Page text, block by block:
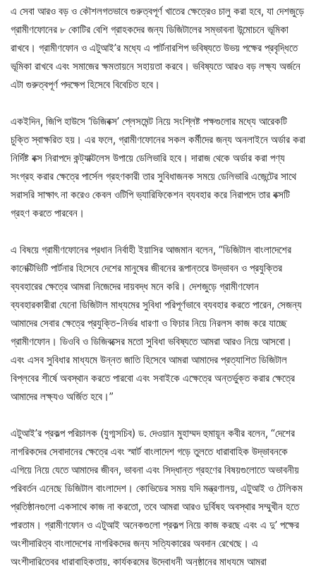
এ সেবা আরও বড় ও কৌশলগতভাবে গুরুত্বপূর্ণ খাতের ক্ষেত্রেও চালু করা হবে, যা দেশজুড়ে
গ্রামীণফোনের ৮ কোটির বেশি গ্রাহকদের জন্য ডিজিটালের সম্ভাবনা উন্মোচনে ভূমিকা
রাখবে। গ্রামীণফোন ও এটুআই’র মধ্যে এ পার্টনারশিপ ভবিষ্যতে উভয় পক্ষের প্রবৃদ্ধিতে
ভূমিকা রাখবে এবং সমাজের ক্ষমতায়নে সহায়তা করবে। ভবিষ্যতে আরও বড় লক্ষ্য অর্জনে
এটা গুরুত্বপূর্ণ পদক্ষেপ হিসেবে বিবেচিত হবে।
একইদিন, জিপি হাউসে ‘ডিজিবক্স’ প্লেসমেন্ট নিয়ে সংশ্লিষ্ট পক্ষগুলোর মধ্যে আরেকটি
চুক্তি স্বাক্ষরিত হয়। এর ফলে, গ্রামীণফোনের সকল কর্মীদের জন্য অনলাইনে অর্ডার করা
নির্দিষ্ট বক্স নিরাপদে কন্ট্যাক্টলেস উপায়ে ডেলিভারি হবে। দারাজ থেকে অর্ডার করা পণ্য
সংগ্রহ করার ক্ষেত্রে পার্সেল গ্রহণকারী তার সুবিধাজনক সময়ে ডেলিভারি এজেন্টের সাথে
সরাসরি সাক্ষাৎ না করেও কেবল ওটিপি ভ্যারিফিকেশন ব্যবহার করে নিরাপদে তার বক্সটি
গ্রহণ করতে পারবেন।
এ বিষয়ে গ্রামীণফোনের প্রধান নির্বাহী ইয়াসির আজমান বলেন, “ডিজিটাল বাংলাদেশের
কানেক্টিভিটি পার্টনার হিসেবে দেশের মানুষের জীবনের রূপান্তরে উদ্ভাবন ও প্রযুক্তির
ব্যবহারের ক্ষেত্রে আমরা নিজেদের দায়বদ্ধ মনে করি। দেশজুড়ে গ্রামীণফোন
ব্যবহারকারীরা যেনো ডিজিটাল মাধ্যমের সুবিধা পরিপূর্ণভাবে ব্যবহার করতে পারেন, সেজন্য
আমাদের সেবার ক্ষেত্রে প্রযুক্তি-নির্ভর ধারণা ও ফিচার নিয়ে নিরলস কাজ করে যাচ্ছে
গ্রামীণফোন। ডিওবি ও ডিজিবক্সের মতো সুবিধা ভবিষ্যতে আমরা আরও নিয়ে আসবো।
এবং এসব সুবিধার মাধ্যমে উন্নত জাতি হিসেবে আমরা আমাদের প্রত্যাশিত ডিজিটাল
বিপ্লবের শীর্ষে অবস্থান করতে পারবো এবং সবাইকে এক্ষেত্রে অন্তর্ভুক্ত করার ক্ষেত্রে
আমাদের লক্ষ্যও অর্জিত হবে।”
এটুআই’র প্রকল্প পরিচালক (যুগ্মসচিব) ড. দেওয়ান মুহাম্মদ হুমায়ূন কবীর বলেন, “দেশের
নাগরিকদের সেবাদানের ক্ষেত্রে এবং স্মার্ট বাংলাদেশ গড়ে তুলতে ধারাবাহিক উদ্ভাবনকে
এগিয়ে নিয়ে যেতে আমাদের জীবন, ভাবনা এবং সিদ্ধান্ত গ্রহণের বিষয়গুলোতে অভাবনীয়
পরিবর্তন এনেছে ডিজিটাল বাংলাদেশ। কোভিডের সময় যদি মন্ত্রণালয়, এটুআই ও টেলিকম
প্রতিষ্ঠানগুলো একসাথে কাজ না করতো, তবে আমরা আরও দুর্বিষহ অবস্থার সম্মুখীন হতে
পারতাম। গ্রামীণফোন ও এটুআই অনেকগুলো প্রকল্প নিয়ে কাজ করছে এবং এ দু’ পক্ষের
অংশীদারিত্ব বাংলাদেশের নাগরিকদের জন্য সত্যিকারের অবদান রেখেছে। এ
অংশীদারিত্বের ধারাবাহিকতায়, কার্যক্রমের উদ্বোধনী অনুষ্ঠানের মাধ্যমে আমরা